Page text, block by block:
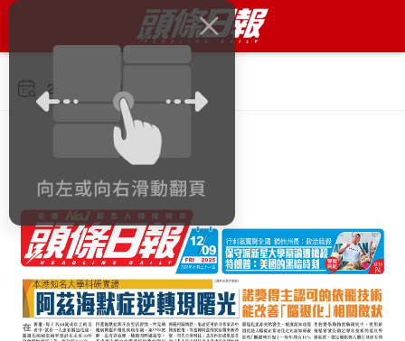
2025年9月12日